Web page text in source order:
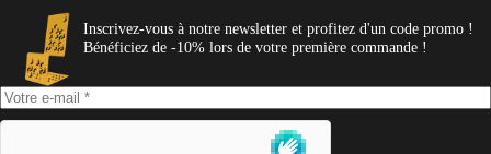
Inscrivez-vous à notre newsletter et profitez d'un code promo !
Bénéficiez de -10% lors de votre première commande !